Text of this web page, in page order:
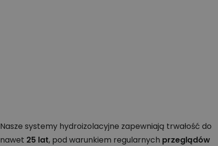
Nasze systemy hydroizolacyjne zapewniają trwałość do
nawet 25 lat, pod warunkiem regularnych przeglądów